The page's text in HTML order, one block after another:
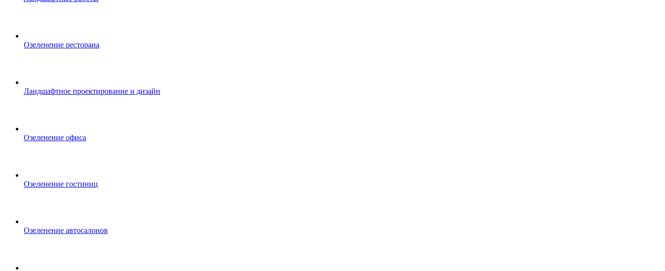
Озеленение ресторана
Ландшафтное проектирование и дизайн
Озеленение офиса
Озеленение гостиниц
Озеленение автосалонов